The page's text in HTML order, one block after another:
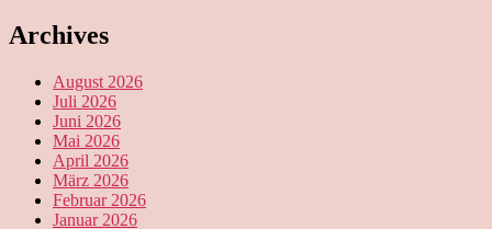
Archives
August 2026
Juli 2026
Juni 2026
Mai 2026
April 2026
März 2026
Februar 2026
Januar 2026